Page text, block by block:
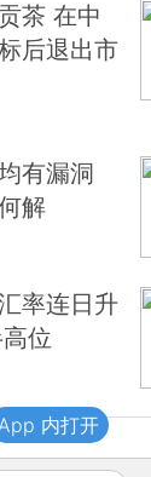
茶 在中
后退出市
有漏洞
解
率连日升
位
内打开